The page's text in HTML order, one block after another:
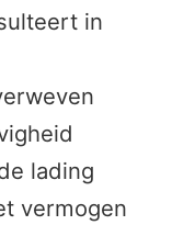
in
lading
vermogen